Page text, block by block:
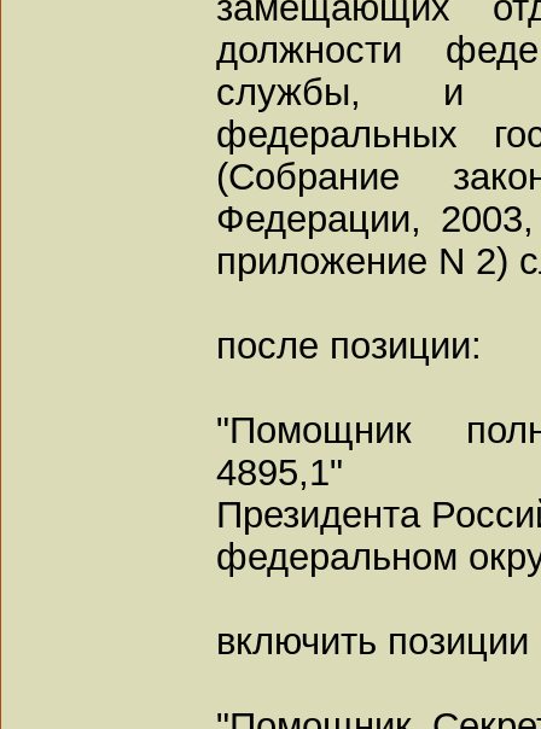
должности
службы, и
федеральных
(Собрание
Федерации,
приложение N 2)
после позиции:
"Помощник
4895,1"
Президента
федеральном
включить